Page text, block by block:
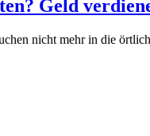
Geld
nicht mehr in die